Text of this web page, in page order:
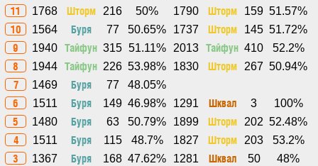
11 1768 Шторм 216 50% 1790 Шторм 159 51.57%
10 1564 Буря 77 50.65% 1737 Шторм 145 51.72%
9 1940 Тайфун 315 51.11% 2013 Тайфун 410 52.2%
8 1944 Тайфун 226 53.98% 1830 Шторм 267 50.94%
7 1469 Буря 77 48.05%
6 1511 Буря 149 46.98% 1291 Шквал 3 100%
5 1480 Буря 63 50.79% 1899 Шторм 202 52.48%
4 1511 Буря 115 48.7% 1827 Шторм 203 53.2%
3 1367 Буря 168 47.62% 1281 Шквал 50 48%